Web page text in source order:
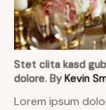
Stet clita kasd
dolore. ByKevin
Lorem ipsum